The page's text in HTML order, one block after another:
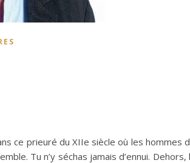
ce prieuré du XIIe siècle où les hommes
Tu n’y séchas jamais d’ennui. Dehors,